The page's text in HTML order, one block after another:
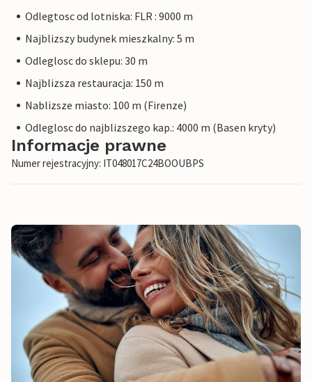
Odlegtosc od lotniska: FLR : 9000 m
Najblizszy budynek mieszkalny: 5 m
Odleglosc do sklepu: 30 m
Najblizsza restauracja: 150 m
Nablizsze miasto: 100 m (Firenze)
Odleglosc do najblizszego kap.: 4000 m (Basen kryty)
Informacje prawne
Numer rejestracyjny: IT048017C24BOOUBPS